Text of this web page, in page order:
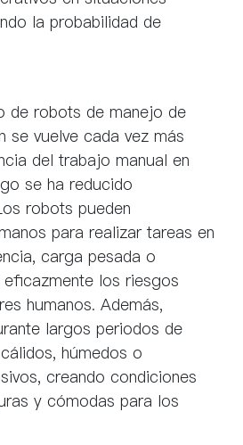
la probabilidad de
de robots de manejo de
se vuelve cada vez más
del trabajo manual en
se ha reducido
robots pueden
para realizar tareas en
carga pesada o
los riesgos
humanos. Además,
largos periodos de
húmedos o
creando condiciones
y cómodas para los